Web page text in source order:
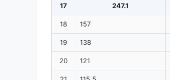
17 247.1
18 157
19 138
20 121